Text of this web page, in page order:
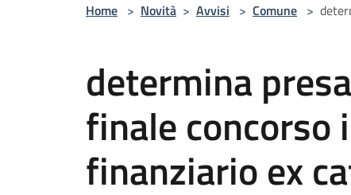
Home > Novità > Avvisi > Comune >
determina
finale
finanziario ex